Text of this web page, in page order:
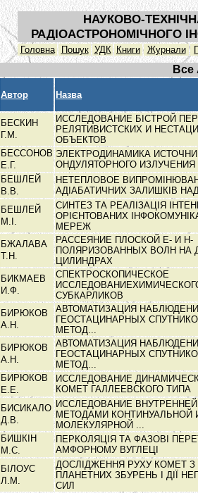
НАУКОВО-
РАДІОАСТРОНОМІЧНОГО
Головна Пошук УДК Книги Журнали
Все
Автор Назва
БЕСКИН
Г.М.
ИССЛЕДОВАНИЕ БІСТРОЙ
РЕЛЯТИВИСТСКИХ И
ОБЪЕКТОВ
БЕССОНОВ
Е.Г.
ЭЛЕКТРОДИНАМИКА
ОНДУЛЯТОРНОГО ИЗЛУЧЕНИЯ
БЕШЛЕЙ
В.В.
НЕТЕПЛОВОЕ
АДІАБАТИЧНИХ ЗАЛИШКІВ
БЕШЛЕЙ
М.І.
СИНТЕЗ ТА РЕАЛІЗАЦІЯ
ОРІЄНТОВАНИХ
МЕРЕЖ
БЖАЛАВА
Т.Н.
РАССЕЯНИЕ ПЛОСКОЙ Е- И Н-
ПОЛЯРИЗОВАННЫХ ВОЛН НА
ЦИЛИНДРАХ
БИКМАЕВ
И.Ф.
СПЕКТРОСКОПИЧЕСКОЕ
СУБКАРЛИКОВ
БИРЮКОВ
А.Н.
АВТОМАТИЗАЦИЯ
ГЕОСТАЦИНАРНЫХ
МЕТОД...
БИРЮКОВ
А.Н.
АВТОМАТИЗАЦИЯ
ГЕОСТАЦИНАРНЫХ
МЕТОД...
БИРЮКОВ
Е.Е.
ИССЛЕДОВАНИЕ
КОМЕТ ГАЛЛЕЕВСКОГО ТИПА
БИСИКАЛО
Д.В.
ИССЛЕДОВАНИЕ
МЕТОДАМИ КОНТИНУАЛЬНОЙ
МОЛЕКУЛЯРНОЙ ...
БИШКІН
М.С.
ПЕРКОЛЯЦІЯ ТА ФАЗОВІ
АМФОРНОМУ ВУГЛЕЦІ
БІЛОУС
Л.М.
ДОСЛІДЖЕННЯ РУХУ КОМЕТ
ПЛАНЕТНИХ ЗБУРЕНЬ І ДІЇ
СИЛ